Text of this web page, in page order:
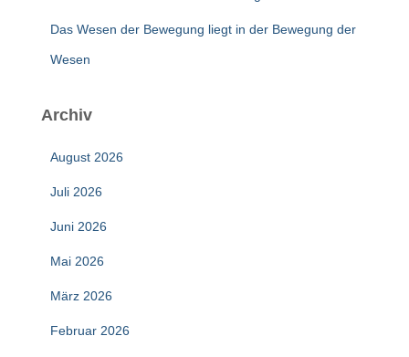
Das Wesen der Bewegung liegt in der Bewegung der
Wesen
Archiv
August 2026
Juli 2026
Juni 2026
Mai 2026
März 2026
Februar 2026